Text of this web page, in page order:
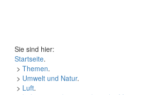
Sie sind hier:
Startseite.
> Themen.
> Umwelt und Natur.
> Luft.